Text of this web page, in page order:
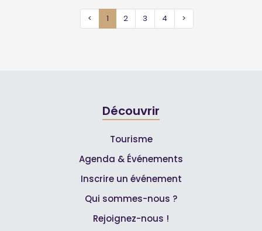
< 1 2 3 4 >
Découvrir
Tourisme
Agenda & Événements
Inscrire un événement
Qui sommes-nous ?
Rejoignez-nous !